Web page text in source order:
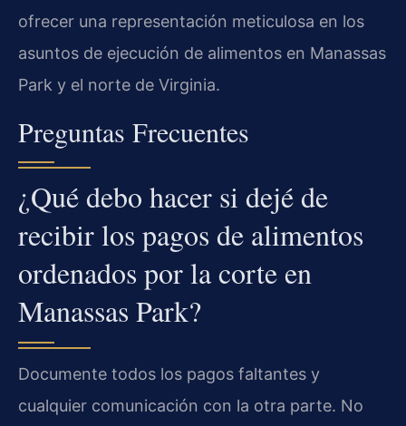
ofrecer una representación meticulosa en los
asuntos de ejecución de alimentos en Manassas
Park y el norte de Virginia.
Preguntas Frecuentes
¿Qué debo hacer si dejé de
recibir los pagos de alimentos
ordenados por la corte en
Manassas Park?
Documente todos los pagos faltantes y
cualquier comunicación con la otra parte. No